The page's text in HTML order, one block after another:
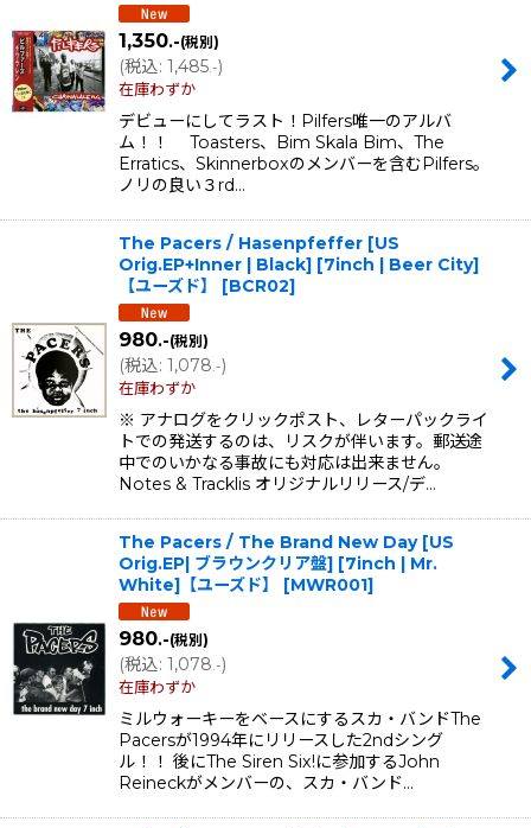
1,350.-(税別)
(税込: 1,485.-)
在庫わずか
デビューにしてラスト！Pilfers唯一のアルバ
ム！！ Toasters、Bim Skala Bim、The
Erratics、Skinnerboxのメンバーを含むPilfers。
ノリの良い３rd…
The Pacers / Hasenpfeffer [US
Orig.EP+Inner | Black] [7inch | Beer City]
【ユーズド】
[BCR02]
980.-(税別)
(税込: 1,078.-)
在庫わずか
※ アナログをクリックポスト、レターパックライ
トでの発送するのは、リスクが伴います。郵送途
中でのいかなる事故にも対応は出来ません。
Notes & Tracklis オリジナルリリース/デ…
The Pacers ‎/ The Brand New Day [US
Orig.EP| ブラウンクリア盤] [7inch | Mr.
White]【ユーズド】
[MWR001]
980.-(税別)
(税込: 1,078 .-)
在庫わずか
ミルウォーキーをベースにするスカ・バンドThe
Pacersが1994年にリリースした2ndシング
ル！！ 後にThe Siren Six!に参加するJohn
Reineckがメンバーの、スカ・バンド…